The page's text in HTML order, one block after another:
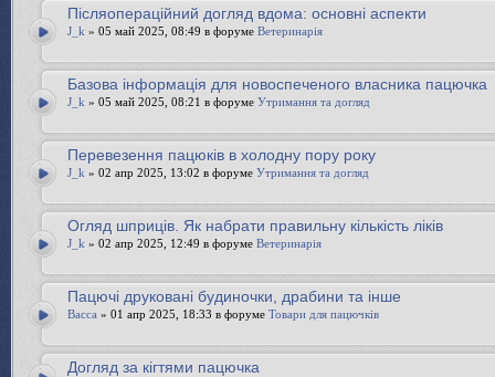
Післяопераційний догляд вдома: основні аспекти
J_k » 05 май 2025, 08:49 в форуме Ветеринарія
Базова інформація для новоспеченого власника пацючка
J_k » 05 май 2025, 08:21 в форуме Утримання та догляд
Перевезення пацюків в холодну пору року
J_k » 02 апр 2025, 13:02 в форуме Утримання та догляд
Огляд шприців. Як набрати правильну кількість ліків
J_k » 02 апр 2025, 12:49 в форуме Ветеринарія
Пацючі друковані будиночки, драбини та інше
Bacca » 01 апр 2025, 18:33 в форуме Товари для пацючків
Догляд за кігтями пацючка